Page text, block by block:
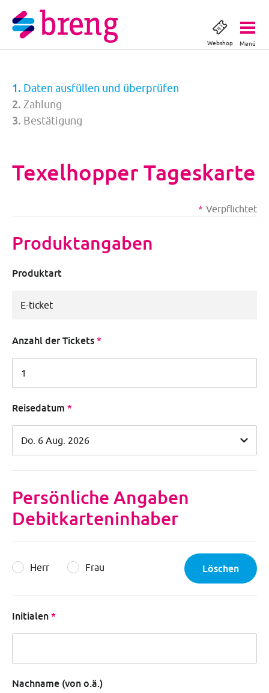
Webshop Menü
Daten ausfüllen und überprüfen
Zahlung
Bestätigung
Texelhopper Tageskarte
Verpflichtet
Produktangaben
Produktart
Anzahl der Tickets
Reisedatum
Persönliche Angaben
Debitkarteninhaber
Herr Frau Löschen
Initialen
Nachname (von o.ä.)